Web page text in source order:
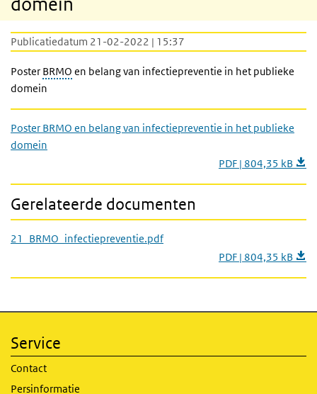
Publicatiedatum 21-02-2022 | 15:37
Poster BRMO en belang van infectiepreventie in het publieke
domein
Poster BRMO en belang van infectiepreventie in het publieke
domein
PDF | 804,35 kB
Gerelateerde documenten
21_BRMO_infectiepreventie.pdf
PDF | 804,35 kB
Service
Contact
Persinformatie